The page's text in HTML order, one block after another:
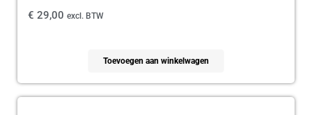
€ 29,00 excl. BTW
Toevoegen aan winkelwagen